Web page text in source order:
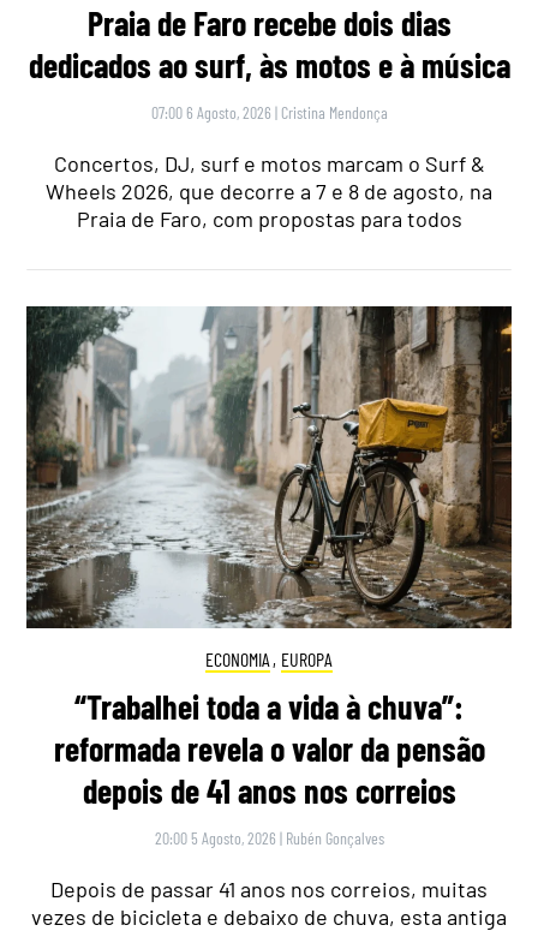
Praia de Faro recebe dois dias
dedicados ao surf, às motos e à música
07:00 6 Agosto, 2026 | Cristina Mendonça
Concertos, DJ, surf e motos marcam o Surf &
Wheels 2026, que decorre a 7 e 8 de agosto, na
Praia de Faro, com propostas para todos
ECONOMIA , EUROPA
“Trabalhei toda a vida à chuva”:
reformada revela o valor da pensão
depois de 41 anos nos correios
20:00 5 Agosto, 2026 | Rubén Gonçalves
Depois de passar 41 anos nos correios, muitas
vezes de bicicleta e debaixo de chuva, esta antiga